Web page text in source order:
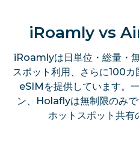
iRoamly vs
iRoamlyは日単位・総量・
スポット利用、さらに100
eSIMを提供しています。
ン、Holaflyは無制限のみ
ホットスポット共有